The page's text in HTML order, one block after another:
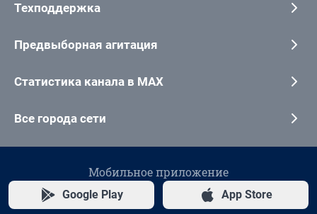
Техподдержка
Предвыборная агитация
Статистика канала в MAX
Все города сети
Мобильное приложение
Google Play App Store